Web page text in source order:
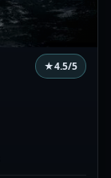
★4.5/5